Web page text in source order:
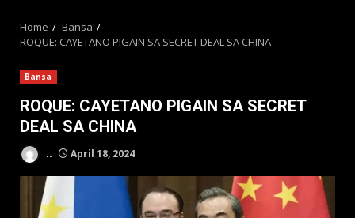
Home
Bansa
ROQUE: CAYETANO PIGAIN SA SECRET DEAL SA CHINA
Bansa
ROQUE: CAYETANO PIGAIN SA SECRET
DEAL SA CHINA
.. April 18, 2024